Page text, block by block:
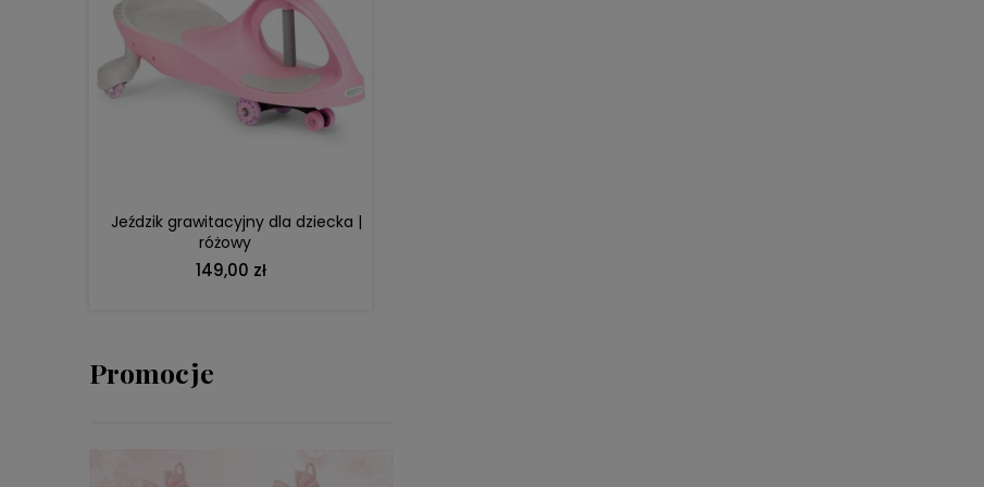
Jeździk grawitacyjny dla dziecka |
różowy
149,00 zł
DO KOSZYKA
Promocje